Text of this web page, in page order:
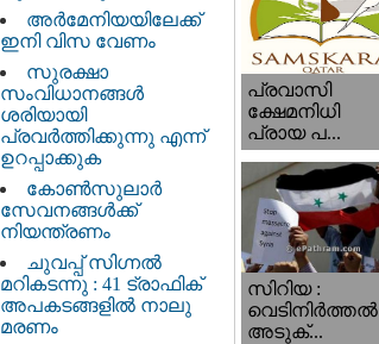
അർമേനിയയിലേക്ക്
ഇനി വിസ വേണം
സുരക്ഷാ
സംവിധാനങ്ങൾ
ശരിയായി
പ്രവർത്തിക്കുന്നു എന്ന്
ഉറപ്പാക്കുക
കോൺസുലാർ
സേവനങ്ങൾക്ക്
നിയന്ത്രണം
ചുവപ്പ് സിഗ്നൽ
മറികടന്നു : 41 ട്രാഫിക്
അപകടങ്ങളിൽ നാലു
മരണം
പ്രവാസി
ക്ഷേമനിധി
പ്രായ പ...
സിറിയ :
വെടിനിർത്തൽ
അടുക്...